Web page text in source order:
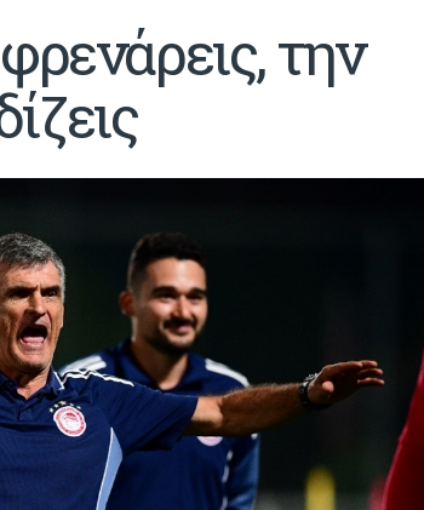
την